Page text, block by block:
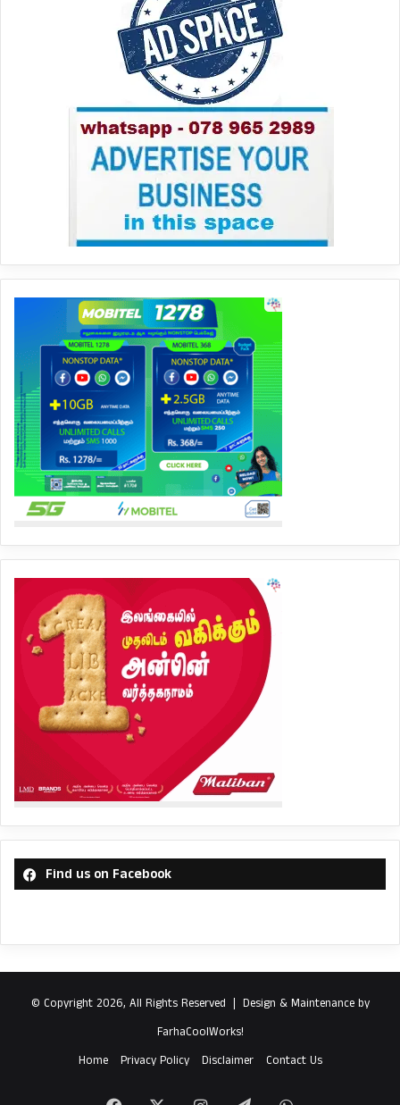
Find us on Facebook
© Copyright 2026, All Rights Reserved | Design & Maintenance by
FarhaCoolWorks!
Home
Privacy Policy Disclaimer Contact Us